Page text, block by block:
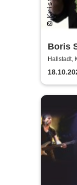
Boris
und
Hallstadt,